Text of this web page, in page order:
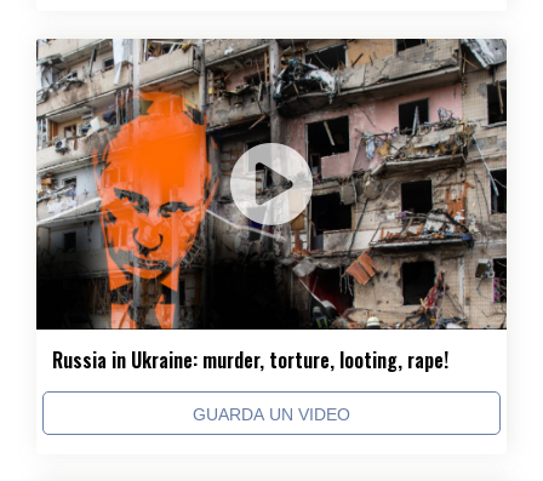
Russia in Ukraine: murder, torture, looting, rape!
GUARDA UN VIDEO